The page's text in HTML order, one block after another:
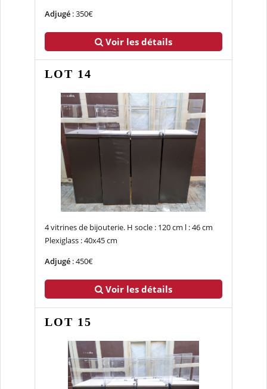
Adjugé: 350€
Voir les détails
LOT 14
4 vitrines de bijouterie. H socle : 120 cm l : 46 cm
Plexiglass : 40x45 cm
Adjugé: 450€
Voir les détails
LOT 15